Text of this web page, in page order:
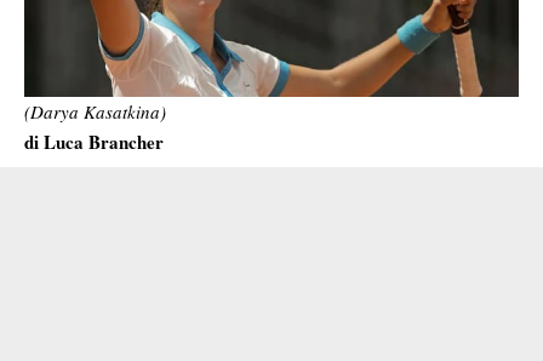
(Darya Kasatkina)
di Luca Brancher